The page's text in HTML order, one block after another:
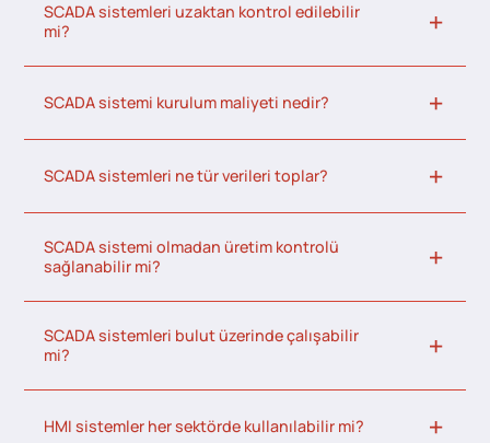
SCADA sistemleri uzaktan kontrol edilebilir
mi?
SCADA sistemi kurulum maliyeti nedir?
SCADA sistemleri ne tür verileri toplar?
SCADA sistemi olmadan üretim kontrolü
sağlanabilir mi?
SCADA sistemleri bulut üzerinde çalışabilir
mi?
HMI sistemler her sektörde kullanılabilir mi?